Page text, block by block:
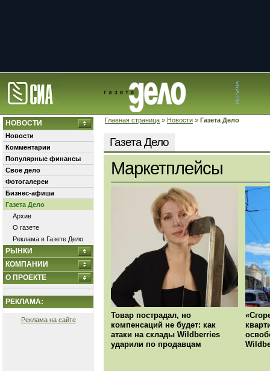
Главная страница » Новости » Газета Дело
НОВОСТИ
Новости
Комментарии
Популярные финансы
Свое дело
Фотогалереи
Бизнес-афиша
Газета Дело
Архив
О газете
Реклама в Газете Дело
РЫНКИ
КОМПАНИИ
О ПРОЕКТЕ
РЕКЛАМА:
Реклама на сайте
Газета Дело
Маркетплейсы
Товар пострадал, но
компенсаций не будет: как
атаки на склады Wildberries
ударили по продавцам